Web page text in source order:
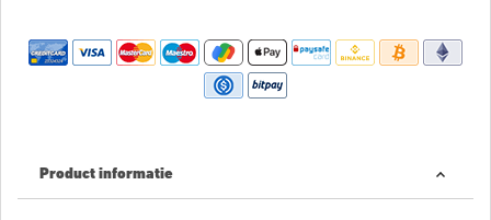
Product informatie